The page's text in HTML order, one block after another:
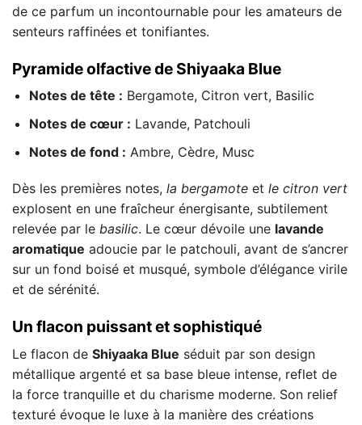
de ce parfum un incontournable pour les amateurs de
senteurs raffinées et tonifiantes.
Pyramide olfactive de Shiyaaka Blue
Notes de tête : Bergamote, Citron vert, Basilic
Notes de cœur : Lavande, Patchouli
Notes de fond : Ambre, Cèdre, Musc
Dès les premières notes, la bergamote et le citron vert
explosent en une fraîcheur énergisante, subtilement
relevée par le basilic. Le cœur dévoile une lavande
aromatique adoucie par le patchouli, avant de s’ancrer
sur un fond boisé et musqué, symbole d’élégance virile
et de sérénité.
Un flacon puissant et sophistiqué
Le flacon de Shiyaaka Blue séduit par son design
métallique argenté et sa base bleue intense, reflet de
la force tranquille et du charisme moderne. Son relief
texturé évoque le luxe à la manière des créations